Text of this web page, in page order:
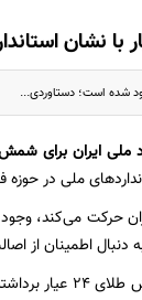
ملی ایران برای
ملی در حوزه
حرکت می‌کند،
دنبال اطمینان از
اکسیراز با دریافت این